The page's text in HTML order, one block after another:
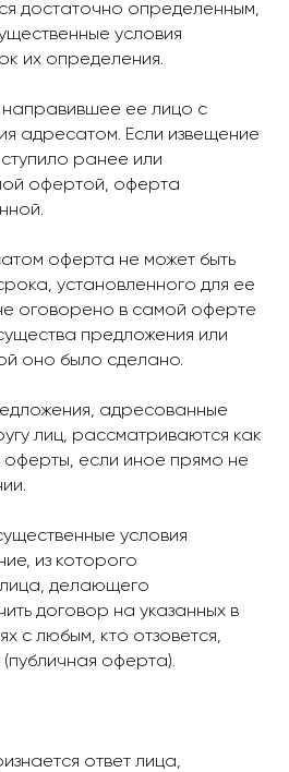
достаточно определенным,
условия
их определения.
направившее ее лицо с
адресатом. Если извещение
ранее или
офертой, оферта
оферта не может быть
установленного для ее
оговорено в самой оферте
предложения или
оно было сделано.
адресованные
лиц, рассматриваются как
оферты, если иное прямо не
условия
из которого
делающего
договор на указанных в
с любым, кто отзовется,
оферта).
ответ лица,